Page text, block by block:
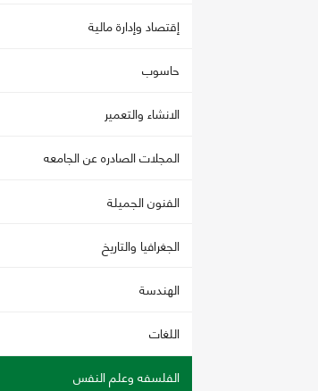
إقتصاد وإدارة مالية
حاسوب
الانشاء والتعمير
المجلات الصادره عن الجامعه
الفنون الجميلة
الجغرافيا والتاريخ
الهندسة
اللغات
الفلسفه وعلم النفس